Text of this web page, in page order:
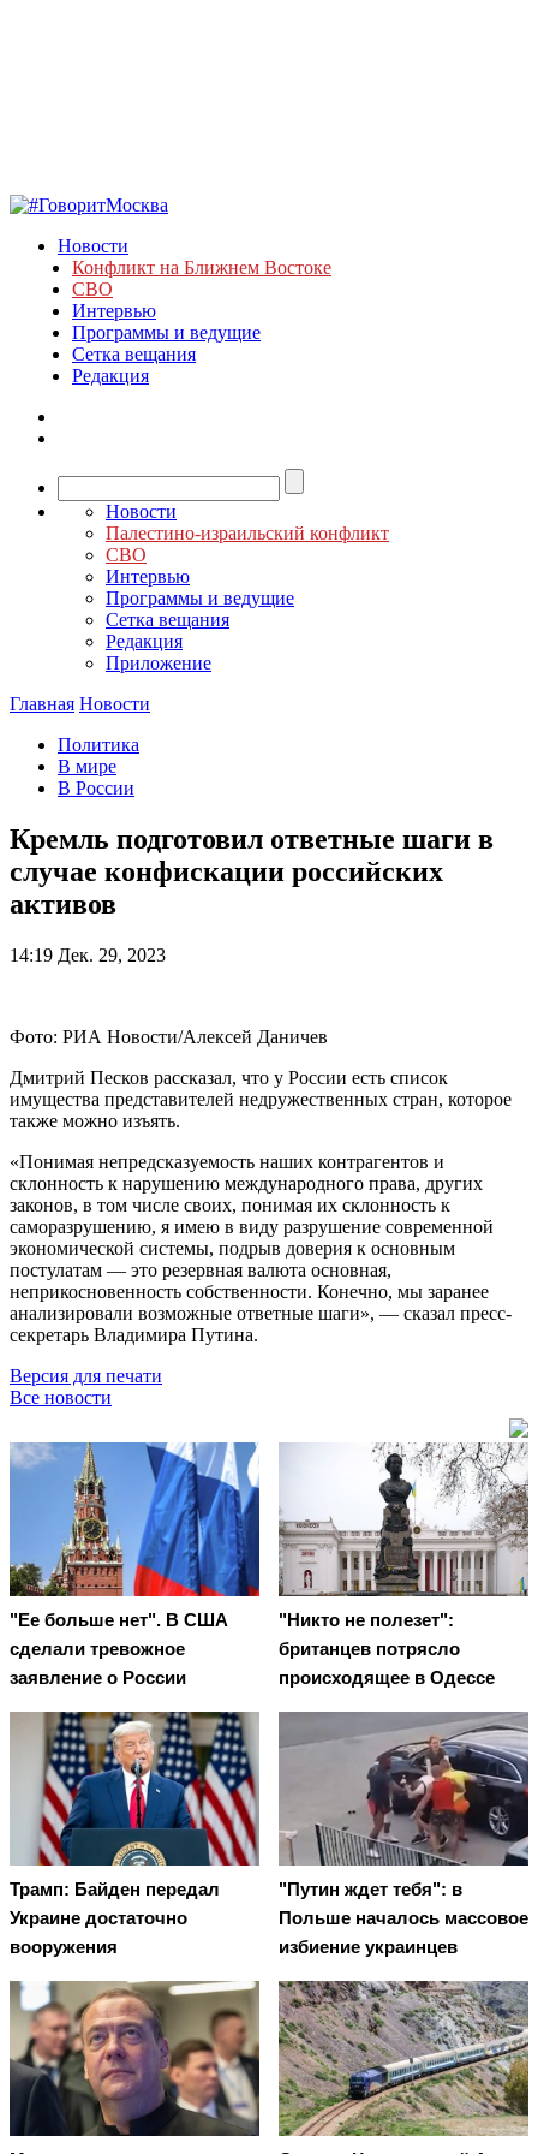
Новости
Конфликт на Ближнем Востоке
СВО
Интервью
Программы и ведущие
Сетка вещания
Редакция
Новости
Палестино-израильский конфликт
СВО
Интервью
Программы и ведущие
Сетка вещания
Редакция
Приложение
Главная Новости
Политика
В мире
В России
Кремль подготовил ответные шаги в
случае конфискации российских
активов
14:19 Дек. 29, 2023
Фото: РИА Новости/Алексей Даничев
Дмитрий Песков рассказал, что у России есть список
имущества представителей недружественных стран, которое
также можно изъять.
«Понимая непредсказуемость наших контрагентов и
склонность к нарушению международного права, других
законов, в том числе своих, понимая их склонность к
саморазрушению, я имею в виду разрушение современной
экономической системы, подрыв доверия к основным
постулатам — это резервная валюта основная,
неприкосновенность собственности. Конечно, мы заранее
анализировали возможные ответные шаги», — сказал пресс-
секретарь Владимира Путина.
Версия для печати
Все новости
"Ее больше нет". В США
сделали тревожное
заявление о России
"Никто не полезет":
британцев потрясло
происходящее в Одессе
Трамп: Байден передал
Украине достаточно
вооружения
"Путин ждет тебя": в
Польше началось массовое
избиение украинцев